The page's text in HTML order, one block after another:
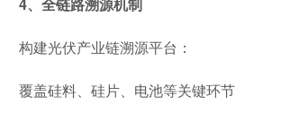
4、全链路溯源机制
构建光伏产业链溯源平台：
覆盖硅料、硅片、电池等关键环节